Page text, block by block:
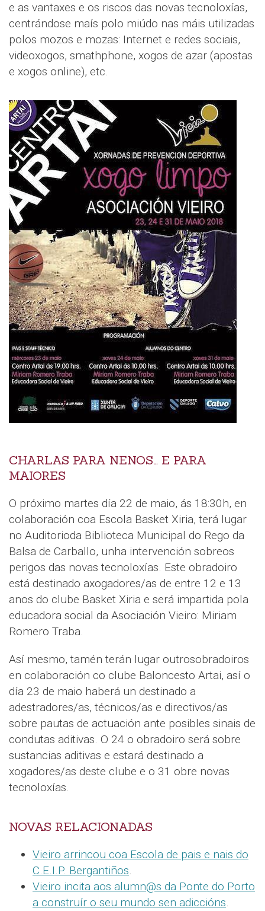
e as vantaxes e os riscos das novas tecnoloxías,
centrándose maís polo miúdo nas máis utilizadas
polos mozos e mozas: Internet e redes sociais,
videoxogos, smathphone, xogos de azar (apostas
e xogos online), etc.
CHARLAS PARA NENOS… E PARA
MAIORES
O próximo martes día 22 de maio, ás 18:30h, en
colaboración coa Escola Basket Xiria, terá lugar
no Auditorioda Biblioteca Municipal do Rego da
Balsa de Carballo, unha intervención sobreos
perigos das novas tecnoloxías. Este obradoiro
está destinado axogadores/as de entre 12 e 13
anos do clube Basket Xiria e será impartida pola
educadora social da Asociación Vieiro: Miriam
Romero Traba.
Así mesmo, tamén terán lugar outrosobradoiros
en colaboración co clube Baloncesto Artai, así o
día 23 de maio haberá un destinado a
adestradores/as, técnicos/as e directivos/as
sobre pautas de actuación ante posibles sinais de
condutas aditivas. O 24 o obradoiro será sobre
sustancias aditivas e estará destinado a
xogadores/as deste clube e o 31 obre novas
tecnoloxías.
NOVAS RELACIONADAS
Vieiro arrincou coa Escola de pais e nais do
C.E.I.P. Bergantiños.
Vieiro incita aos alumn@s da Ponte do Porto
a construír o seu mundo sen adiccións.